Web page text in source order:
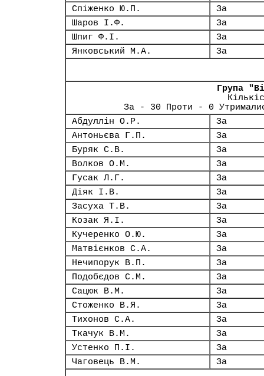
Спіженко Ю.П.
За
Шаров І.Ф.
За
Шпиг Ф.І.
За
Янковський М.А.
За
Група
За - 30 Проти - 0
Абдуллін О.Р.
За
Антоньєва Г.П.
За
Буряк С.В.
За
Волков О.М.
За
Гусак Л.Г.
За
Діяк І.В.
За
Засуха Т.В.
За
Козак Я.І.
За
Кучеренко О.Ю.
За
Матвієнков С.А.
За
Нечипорук В.П.
За
Подобєдов С.М.
За
Сацюк В.М.
За
Стоженко В.Я.
За
Тихонов С.А.
За
Ткачук В.М.
За
Устенко П.І.
За
Чаговець В.М.
За